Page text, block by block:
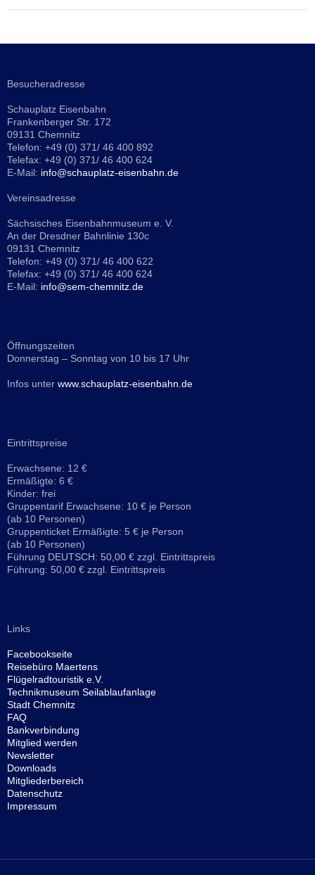
Besucheradresse
Schauplatz Eisenbahn
Frankenberger Str. 172
09131 Chemnitz
Telefon: +49 (0) 371/ 46 400 892
Telefax: +49 (0) 371/ 46 400 624
E-Mail: info@schauplatz-eisenbahn.de
Vereinsadresse
Sächsisches Eisenbahnmuseum e. V.
An der Dresdner Bahnlinie 130c
09131 Chemnitz
Telefon: +49 (0) 371/ 46 400 622
Telefax: +49 (0) 371/ 46 400 624
E-Mail: info@sem-chemnitz.de
Öffnungszeiten
Donnerstag – Sonntag von 10 bis 17 Uhr
Infos unter www.schauplatz-eisenbahn.de
Eintrittspreise
Erwachsene: 12 €
Ermäßigte: 6 €
Kinder: frei
Gruppentarif Erwachsene: 10 € je Person
(ab 10 Personen)
Gruppenticket Ermäßigte: 5 € je Person
(ab 10 Personen)
Führung DEUTSCH: 50,00 € zzgl. Eintrittspreis
Führung: 50,00 € zzgl. Eintrittspreis
Links
Facebookseite
Reisebüro Maertens
Flügelradtouristik e.V.
Technikmuseum Seilablaufanlage
Stadt Chemnitz
FAQ
Bankverbindung
Mitglied werden
Newsletter
Downloads
Mitgliederbereich
Datenschutz
Impressum